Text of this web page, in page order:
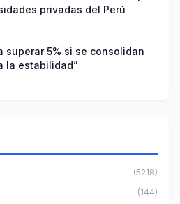
privadas del Perú
superar 5% si se consolidan
la estabilidad”
(5218)
(144)